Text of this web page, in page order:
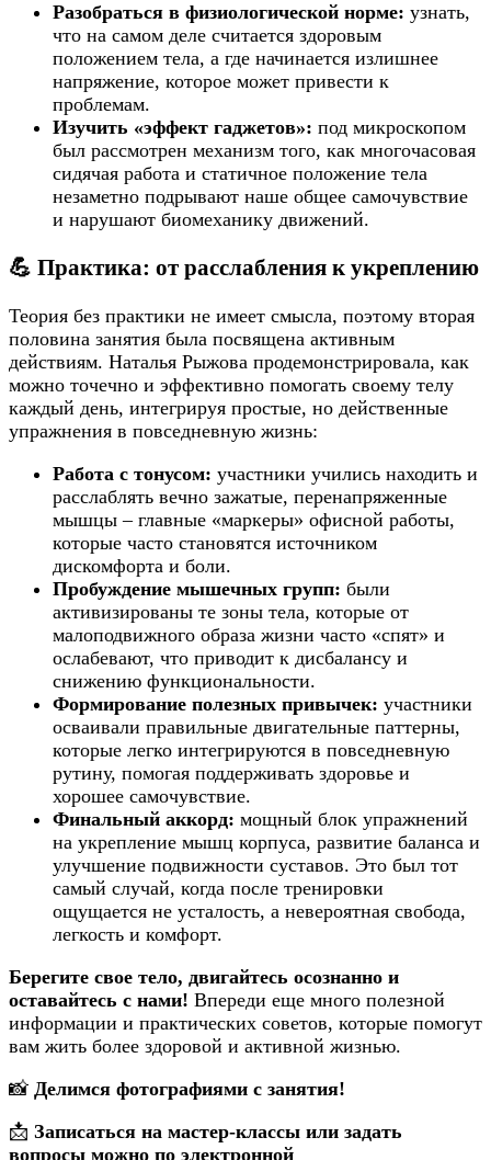
Разобраться в физиологической норме: узнать,
что на самом деле считается здоровым
положением тела, а где начинается излишнее
напряжение, которое может привести к
проблемам.
Изучить «эффект гаджетов»: под микроскопом
был рассмотрен механизм того, как многочасовая
сидячая работа и статичное положение тела
незаметно подрывают наше общее самочувствие
и нарушают биомеханику движений.
💪 Практика: от расслабления к укреплению
Теория без практики не имеет смысла, поэтому вторая
половина занятия была посвящена активным
действиям. Наталья Рыжова продемонстрировала, как
можно точечно и эффективно помогать своему телу
каждый день, интегрируя простые, но действенные
упражнения в повседневную жизнь:
Работа с тонусом: участники учились находить и
расслаблять вечно зажатые, перенапряженные
мышцы – главные «маркеры» офисной работы,
которые часто становятся источником
дискомфорта и боли.
Пробуждение мышечных групп: были
активизированы те зоны тела, которые от
малоподвижного образа жизни часто «спят» и
ослабевают, что приводит к дисбалансу и
снижению функциональности.
Формирование полезных привычек: участники
осваивали правильные двигательные паттерны,
которые легко интегрируются в повседневную
рутину, помогая поддерживать здоровье и
хорошее самочувствие.
Финальный аккорд: мощный блок упражнений
на укрепление мышц корпуса, развитие баланса и
улучшение подвижности суставов. Это был тот
самый случай, когда после тренировки
ощущается не усталость, а невероятная свобода,
легкость и комфорт.
Берегите свое тело, двигайтесь осознанно и
оставайтесь с нами! Впереди еще много полезной
информации и практических советов, которые помогут
вам жить более здоровой и активной жизнью.
📸 Делимся фотографиями с занятия!
📩 Записаться на мастер-классы или задать
вопросы можно по электронной